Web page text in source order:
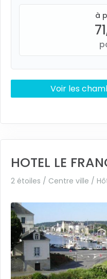
à
Voir les
HOTEL LE
2 étoiles / Centre ville /